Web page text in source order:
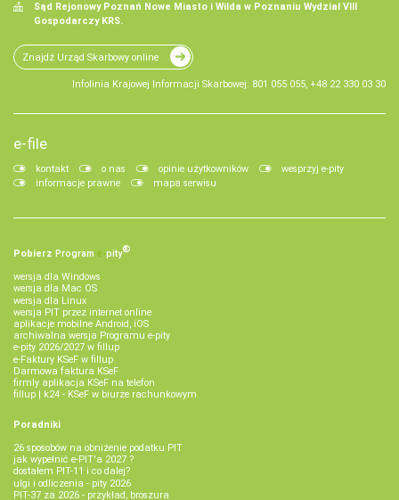
Sąd Rejonowy Poznań Nowe Miasto i Wilda w Poznaniu Wydział VIII
Gospodarczy KRS.
Znajdź Urząd Skarbowy online
Infolinia Krajowej Informacji Skarbowej: 801 055 055, +48 22 330 03 30
e-file
kontakt o nas opinie użytkowników
wesprzyj e-pity
informacje prawne
mapa serwisu
Pobierz Program e‑pity®
wersja dla Windows
wersja dla Mac OS
wersja dla Linux
wersja PIT przez internet online
aplikacje mobilne Android, iOS
archiwalna wersja Programu e-pity
e-pity 2026/2027 w fillup
e‑Faktury KSeF w fillup
Darmowa faktura KSeF
firmly aplikacja KSeF na telefon
fillup | k24 - KSeF w biurze rachunkowym
Poradniki
26 sposobów na obniżenie podatku PIT
jak wypełnić e-PIT'a 2027 ?
dostałem PIT-11 i co dalej?
ulgi i odliczenia - pity 2026
PIT-37 za 2026 - przykład, broszura